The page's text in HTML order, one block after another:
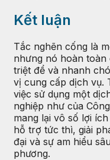
Kết luận
Tắc nghẽn cống là
nhưng nó hoàn toàn
triệt để và nhanh
vị cung cấp dịch vụ.
việc sử dụng một
nghiệp như của
mang lại vô số lợi
hỗ trợ tức thì, giải
đại và sự am hiểu
phương.